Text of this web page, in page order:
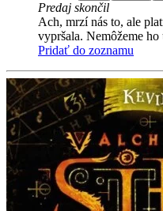
Predaj skončil
Ach, mrzí nás to, ale
vypršala. Nemôžeme
Pridať do zoznamu